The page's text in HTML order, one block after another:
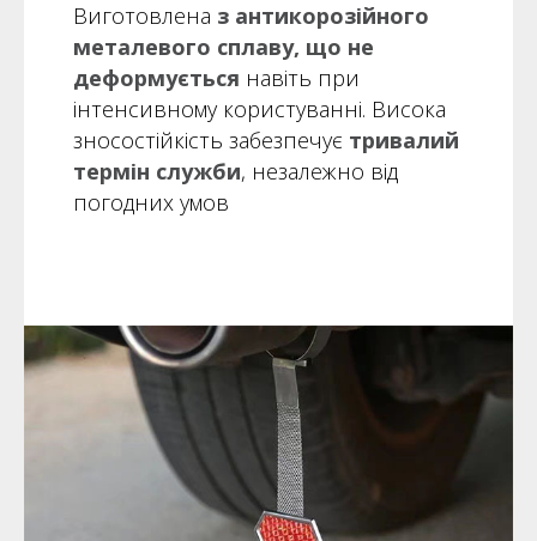
Виготовлена з антикорозійного
металевого сплаву, що не
деформується навіть при
інтенсивному користуванні. Висока
зносостійкість забезпечує тривалий
термін служби, незалежно від
погодних умов